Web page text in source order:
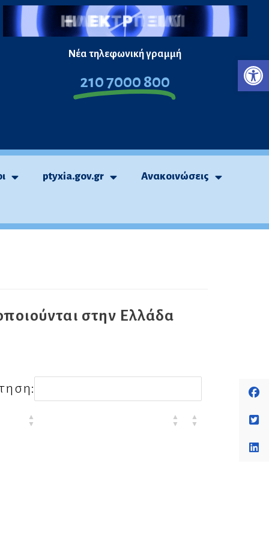
Νέα τηλεφωνική γραμμή
210 7000 800
ptyxia.gov.gr Ανακοινώσεις
στην Ελλάδα